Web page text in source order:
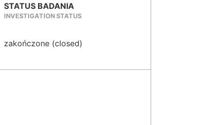
STATUS BADANIA
INVESTIGATION STATUS
zakończone (closed)